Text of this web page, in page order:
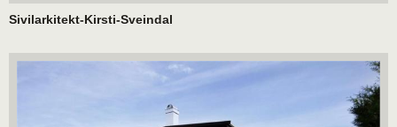
Sivilarkitekt-Kirsti-Sveindal